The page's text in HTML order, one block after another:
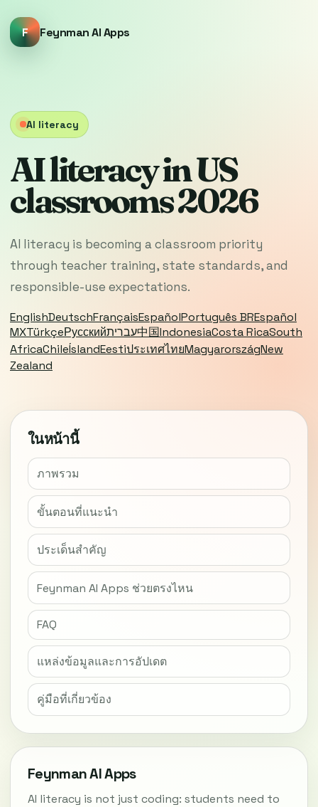
F Feynman AI Apps
AI literacy
AI literacy in US
classrooms 2026
AI literacy is becoming a classroom priority
through teacher training, state standards, and
responsible-use expectations.
EnglishDeutschFrançaisEspañolPortuguês BREspañol
MXTürkçeРусскийעברית中国IndonesiaCosta RicaSouth
AfricaChileÍslandEestiประเทศไทยMagyarországNew
Zealand
ในหน้านี้
ภาพรวม
ขั้นตอนที่แนะนำ
ประเด็นสำคัญ
Feynman AI Apps ช่วยตรงไหน
FAQ
แหล่งข้อมูลและการอัปเดต
คู่มือที่เกี่ยวข้อง
Feynman AI Apps
AI literacy is not just coding: students need to